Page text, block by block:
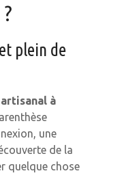
plein de
à
une
de la
quelque chose